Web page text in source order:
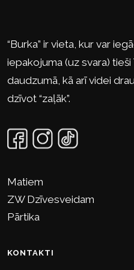
“Burka” ir vieta, kur var
iepakojuma (uz svara)
daudzumā, kā arī videi
dzīvot “zaļāk”.
Matiem
ZW Dzīvesveidam
Pārtika
KONTAKTI